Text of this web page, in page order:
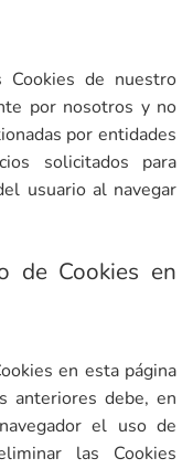
Cookies de nuestro
por nosotros y no
por entidades
solicitados para
usuario al navegar
de Cookies en
en esta página
anteriores debe, en
el uso de
las Cookies